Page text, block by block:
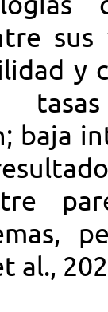
y
baja
al.,